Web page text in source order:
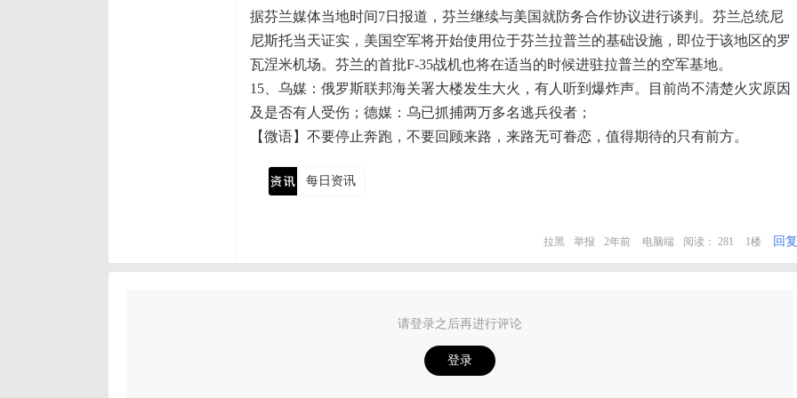
据芬兰媒体当地时间7日报道，芬兰继续与美国就防务合作协议进行谈判。芬兰总统尼
尼斯托当天证实，美国空军将开始使用位于芬兰拉普兰的基础设施，即位于该地区的罗
瓦涅米机场。芬兰的首批F-35战机也将在适当的时候进驻拉普兰的空军基地。
15、乌媒：俄罗斯联邦海关署大楼发生大火，有人听到爆炸声。目前尚不清楚火灾原因
及是否有人受伤；德媒：乌已抓捕两万多名逃兵役者；
【微语】不要停止奔跑，不要回顾来路，来路无可眷恋，值得期待的只有前方。
每日资讯
拉黑 举报 2年前 电脑端 阅读： 281 1楼 回复
请登录之后再进行评论
登录